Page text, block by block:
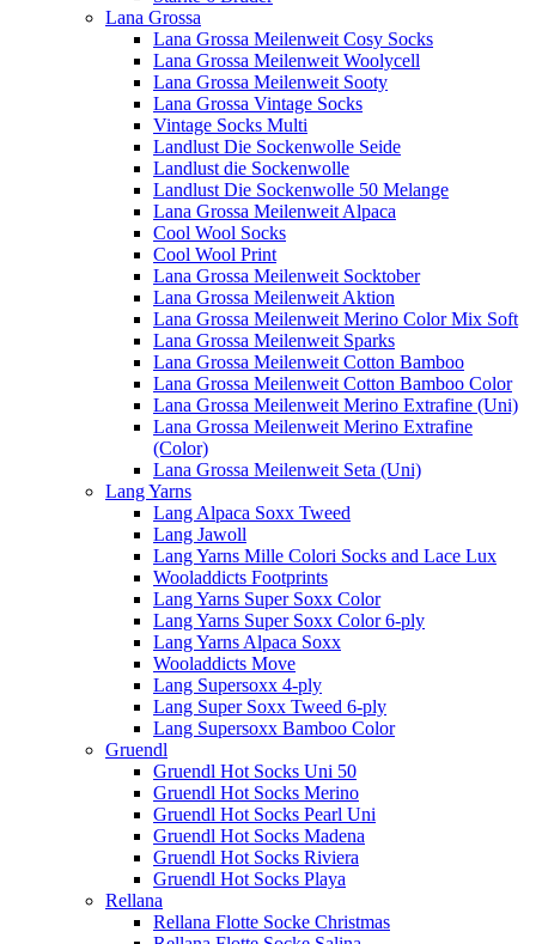
Lana Grossa
Lana Grossa Meilenweit Cosy Socks
Lana Grossa Meilenweit Woolycell
Lana Grossa Meilenweit Sooty
Lana Grossa Vintage Socks
Vintage Socks Multi
Landlust Die Sockenwolle Seide
Landlust die Sockenwolle
Landlust Die Sockenwolle 50 Melange
Lana Grossa Meilenweit Alpaca
Cool Wool Socks
Cool Wool Print
Lana Grossa Meilenweit Socktober
Lana Grossa Meilenweit Aktion
Lana Grossa Meilenweit Merino Color Mix Soft
Lana Grossa Meilenweit Sparks
Lana Grossa Meilenweit Cotton Bamboo
Lana Grossa Meilenweit Cotton Bamboo Color
Lana Grossa Meilenweit Merino Extrafine (Uni)
Lana Grossa Meilenweit Merino Extrafine
(Color)
Lana Grossa Meilenweit Seta (Uni)
Lang Yarns
Lang Alpaca Soxx Tweed
Lang Jawoll
Lang Yarns Mille Colori Socks and Lace Lux
Wooladdicts Footprints
Lang Yarns Super Soxx Color
Lang Yarns Super Soxx Color 6-ply
Lang Yarns Alpaca Soxx
Wooladdicts Move
Lang Supersoxx 4-ply
Lang Super Soxx Tweed 6-ply
Lang Supersoxx Bamboo Color
Gruendl
Gruendl Hot Socks Uni 50
Gruendl Hot Socks Merino
Gruendl Hot Socks Pearl Uni
Gruendl Hot Socks Madena
Gruendl Hot Socks Riviera
Gruendl Hot Socks Playa
Rellana
Rellana Flotte Socke Christmas